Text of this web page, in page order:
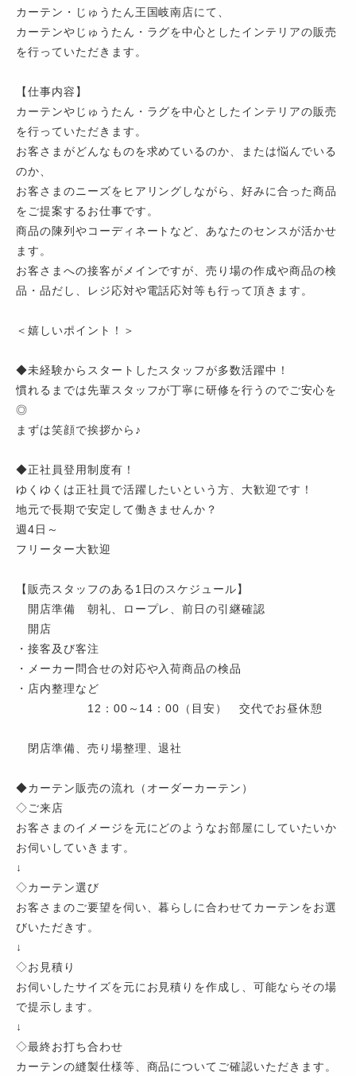
カーテン・じゅうたん王国岐南店にて、
カーテンやじゅうたん・ラグを中心としたインテリアの販売
を行っていただきます。
【仕事内容】
カーテンやじゅうたん・ラグを中心としたインテリアの販売
を行っていただきます。
お客さまがどんなものを求めているのか、または悩んでいる
のか、
お客さまのニーズをヒアリングしながら、好みに合った商品
をご提案するお仕事です。
商品の陳列やコーディネートなど、あなたのセンスが活かせ
ます。
お客さまへの接客がメインですが、売り場の作成や商品の検
品・品だし、レジ応対や電話応対等も行って頂きます。
＜嬉しいポイント！＞
◆未経験からスタートしたスタッフが多数活躍中！
慣れるまでは先輩スタッフが丁寧に研修を行うのでご安心を
◎
まずは笑顔で挨拶から♪
◆正社員登用制度有！
ゆくゆくは正社員で活躍したいという方、大歓迎です！
地元で長期で安定して働きませんか？
週4日～
フリーター大歓迎
【販売スタッフのある1日のスケジュール】
開店準備 朝礼、ロープレ、前日の引継確認
開店
・接客及び客注
・メーカー問合せの対応や入荷商品の検品
・店内整理など
12：00～14：00（目安） 交代でお昼休憩
閉店準備、売り場整理、退社
◆カーテン販売の流れ（オーダーカーテン）
◇ご来店
お客さまのイメージを元にどのようなお部屋にしていたいか
お伺いしていきます。
↓
◇カーテン選び
お客さまのご要望を伺い、暮らしに合わせてカーテンをお選
びいただきす。
↓
◇お見積り
お伺いしたサイズを元にお見積りを作成し、可能ならその場
で提示します。
↓
◇最終お打ち合わせ
カーテンの縫製仕様等、商品についてご確認いただきます。